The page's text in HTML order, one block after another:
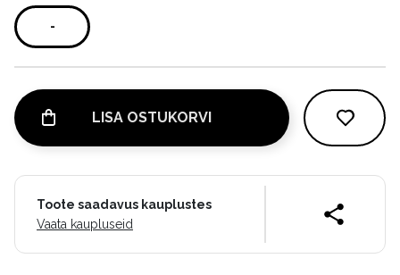
-
LISA OSTUKORVI
Toote saadavus kauplustes
Vaata kaupluseid